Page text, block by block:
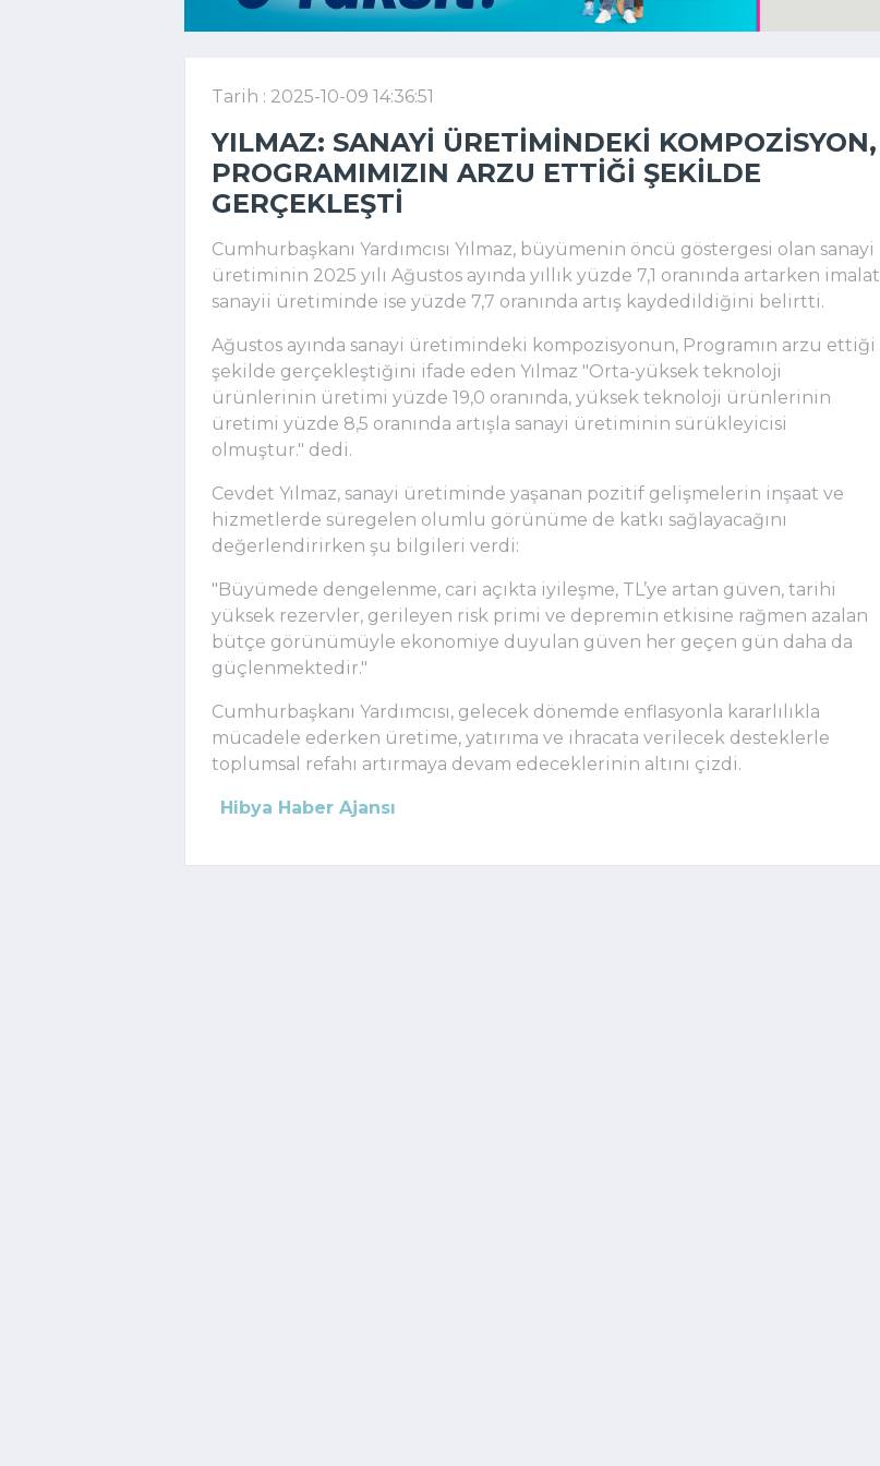
Tarih : 2025-10-09 14:36:51
YILMAZ: SANAYI ÜRETIMINDEKI KOMPOZISYON,
PROGRAMIMIZIN ARZU ETTIĞI ŞEKILDE
GERÇEKLEŞTI
Cumhurbaşkanı Yardımcısı Yılmaz, büyümenin öncü göstergesi olan sanayi
üretiminin 2025 yılı Ağustos ayında yıllık yüzde 7,1 oranında artarken imalat
sanayii üretiminde ise yüzde 7,7 oranında artış kaydedildiğini belirtti.
Ağustos ayında sanayi üretimindeki kompozisyonun, Programın arzu ettiği
şekilde gerçekleştiğini ifade eden Yılmaz "Orta-yüksek teknoloji
ürünlerinin üretimi yüzde 19,0 oranında, yüksek teknoloji ürünlerinin
üretimi yüzde 8,5 oranında artışla sanayi üretiminin sürükleyicisi
olmuştur." dedi.
Cevdet Yılmaz, sanayi üretiminde yaşanan pozitif gelişmelerin inşaat ve
hizmetlerde süregelen olumlu görünüme de katkı sağlayacağını
değerlendirirken şu bilgileri verdi:
"Büyümede dengelenme, cari açıkta iyileşme, TL’ye artan güven, tarihi
yüksek rezervler, gerileyen risk primi ve depremin etkisine rağmen azalan
bütçe görünümüyle ekonomiye duyulan güven her geçen gün daha da
güçlenmektedir."
Cumhurbaşkanı Yardımcısı, gelecek dönemde enflasyonla kararlılıkla
mücadele ederken üretime, yatırıma ve ihracata verilecek desteklerle
toplumsal refahı artırmaya devam edeceklerinin altını çizdi.
Hibya Haber Ajansı